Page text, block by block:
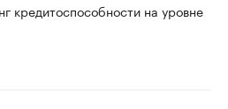
кредитоспособности на уровне